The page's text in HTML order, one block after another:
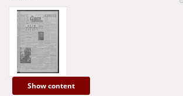
Show content